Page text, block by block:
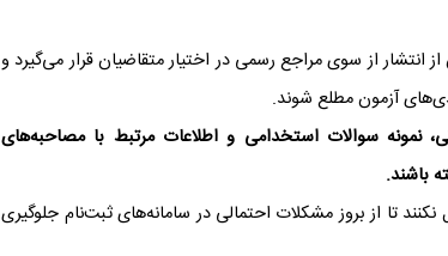
انتشار از سوی مراجع رسمی در اختیار متقاضیان قرار می‌گیرد و
آزمون مطلع شوند.
نمونه سوالات استخدامی و اطلاعات مرتبط با مصاحبه‌های
باشند.
تا از بروز مشکلات احتمالی در سامانه‌های ثبت‌نام جلوگیری